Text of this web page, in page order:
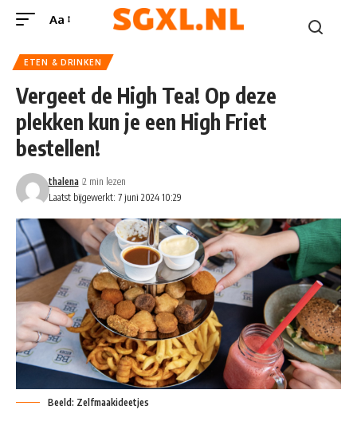
Aa
ETEN & DRINKEN
Vergeet de High Tea! Op deze
plekken kun je een High Friet
bestellen!
Laatst bijgewerkt: 7 juni 2024 10:29
thalena 2 min lezen
Beeld: Zelfmaakideetjes